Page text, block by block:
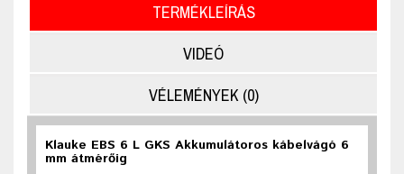
TERMÉKLEÍRÁS
VIDEÓ
VÉLEMÉNYEK (0)
Klauke EBS 6 L GKS Akkumulátoros kábelvágó 6
mm átmérőig